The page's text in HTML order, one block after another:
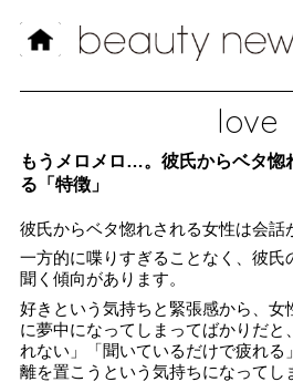
love
もうメロメロ…。彼氏からベタ惚
る「特徴」
彼氏からベタ惚れされる女性は会話
一方的に喋りすぎることなく、彼氏
聞く傾向があります。
好きという気持ちと緊張感から、女
に夢中になってしまってばかりだと
れない」「聞いているだけで疲れる
離を置こうという気持ちになってし